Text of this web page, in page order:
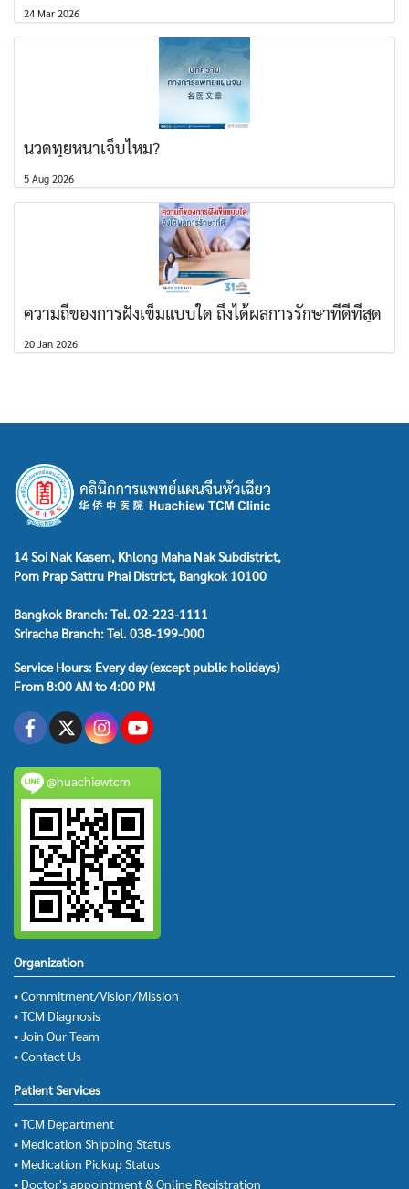
24 Mar 2026
นวดทุยหนาเจ็บไหม?
5 Aug 2026
ความถี่ของการฝังเข็มแบบใด ถึงได้ผลการรักษาที่ดีที่สุด
20 Jan 2026
14 Soi Nak Kasem, Khlong Maha Nak Subdistrict,
Pom Prap Sattru Phai District, Bangkok 10100
Bangkok Branch: Tel. 02-223-1111
Sriracha Branch: Tel. 038-199-000
Service Hours: Every day (except public holidays)
From 8:00 AM to 4:00 PM
@huachiewtcm
Organization
• Commitment/Vision/Mission
• TCM Diagnosis
• Join Our Team
• Contact Us
Patient Services
• TCM Department
• Medication Shipping Status
• Medication Pickup Status
• Doctor's appointment & Online Registration